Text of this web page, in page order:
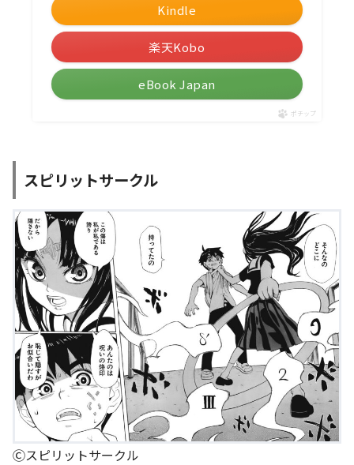
Kindle
楽天Kobo
eBook Japan
ポチップ
スピリットサークル
Ⓒスピリットサークル